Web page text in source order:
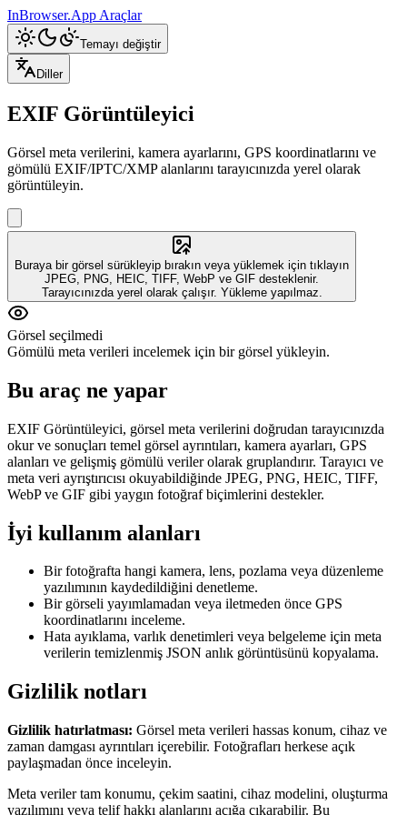
InBrowser.App Araçlar
Temayı değiştir
Diller
EXIF Görüntüleyici
Görsel meta verilerini, kamera ayarlarını, GPS koordinatlarını ve
gömülü EXIF/IPTC/XMP alanlarını tarayıcınızda yerel olarak
görüntüleyin.
Buraya bir görsel sürükleyip bırakın veya yüklemek için tıklayın
JPEG, PNG, HEIC, TIFF, WebP ve GIF desteklenir.
Tarayıcınızda yerel olarak çalışır. Yükleme yapılmaz.
Görsel seçilmedi
Gömülü meta verileri incelemek için bir görsel yükleyin.
Bu araç ne yapar
EXIF Görüntüleyici, görsel meta verilerini doğrudan tarayıcınızda
okur ve sonuçları temel görsel ayrıntıları, kamera ayarları, GPS
alanları ve gelişmiş gömülü veriler olarak gruplandırır. Tarayıcı ve
meta veri ayrıştırıcısı okuyabildiğinde JPEG, PNG, HEIC, TIFF,
WebP ve GIF gibi yaygın fotoğraf biçimlerini destekler.
İyi kullanım alanları
Bir fotoğrafta hangi kamera, lens, pozlama veya düzenleme
yazılımının kaydedildiğini denetleme.
Bir görseli yayımlamadan veya iletmeden önce GPS
koordinatlarını inceleme.
Hata ayıklama, varlık denetimleri veya belgeleme için meta
verilerin temizlenmiş JSON anlık görüntüsünü kopyalama.
Gizlilik notları
Gizlilik hatırlatması: Görsel meta verileri hassas konum, cihaz ve
zaman damgası ayrıntıları içerebilir. Fotoğrafları herkese açık
paylaşmadan önce inceleyin.
Meta veriler tam konumu, çekim saatini, cihaz modelini, oluşturma
yazılımını veya telif hakkı alanlarını açığa çıkarabilir. Bu